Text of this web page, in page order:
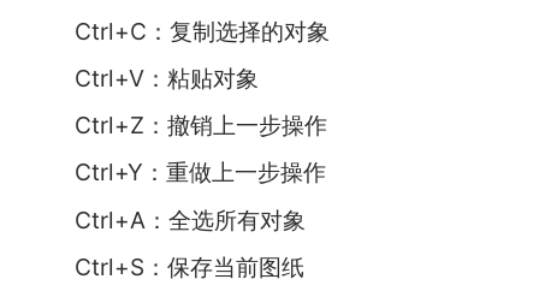
Ctrl+C：复制选择的对象
Ctrl+V：粘贴对象
Ctrl+Z：撤销上一步操作
Ctrl+Y：重做上一步操作
Ctrl+A：全选所有对象
Ctrl+S：保存当前图纸